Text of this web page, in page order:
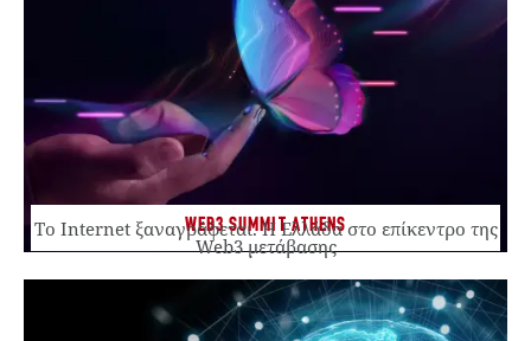
WEB3 SUMMIT ATHENS
Το Internet ξαναγράφεται. Η Ελλάδα στο επίκεντρο της
Web3 μετάβασης